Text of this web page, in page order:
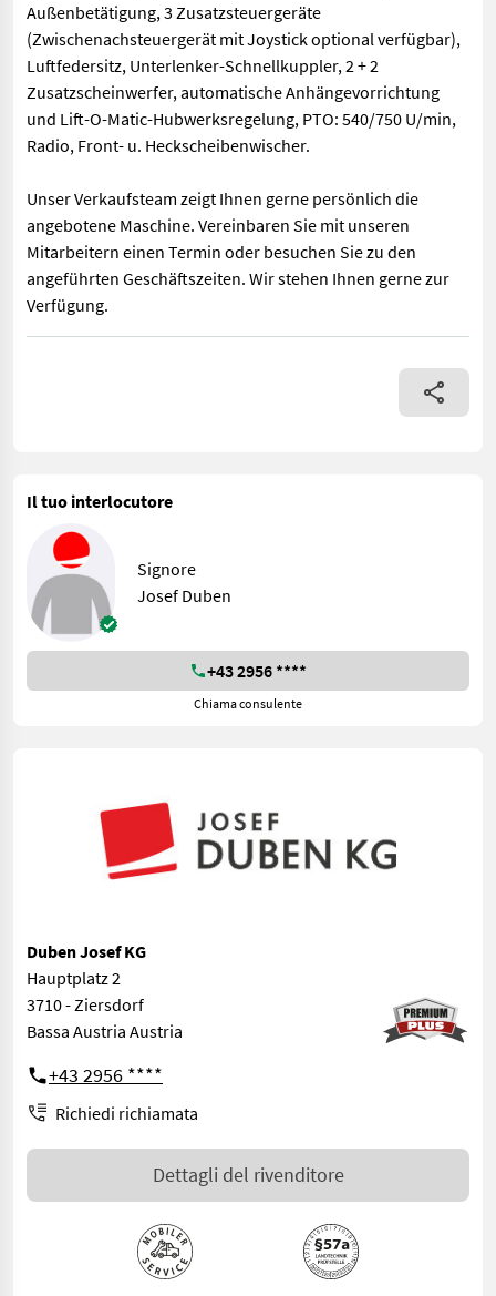
Außenbetätigung, 3 Zusatzsteuergeräte
(Zwischenachsteuergerät mit Joystick optional verfügbar),
Luftfedersitz, Unterlenker-Schnellkuppler, 2 + 2
Zusatzscheinwerfer, automatische Anhängevorrichtung
und Lift-O-Matic-Hubwerksregelung, PTO: 540/750 U/min,
Radio, Front- u. Heckscheibenwischer.
Unser Verkaufsteam zeigt Ihnen gerne persönlich die
angebotene Maschine. Vereinbaren Sie mit unseren
Mitarbeitern einen Termin oder besuchen Sie zu den
angeführten Geschäftszeiten. Wir stehen Ihnen gerne zur
Verfügung.
Inkl. Power-Shuttle-Getriebe 12 x 12, Klimaanlage, 48-l-
Il tuo interlocutore
Signore
Josef Duben
+43 2956 ****
Chiama consulente
Duben Josef KG
Hauptplatz 2
3710 - Ziersdorf
Bassa Austria Austria
+43 2956 ****
Richiedi richiamata
Dettagli del rivenditore